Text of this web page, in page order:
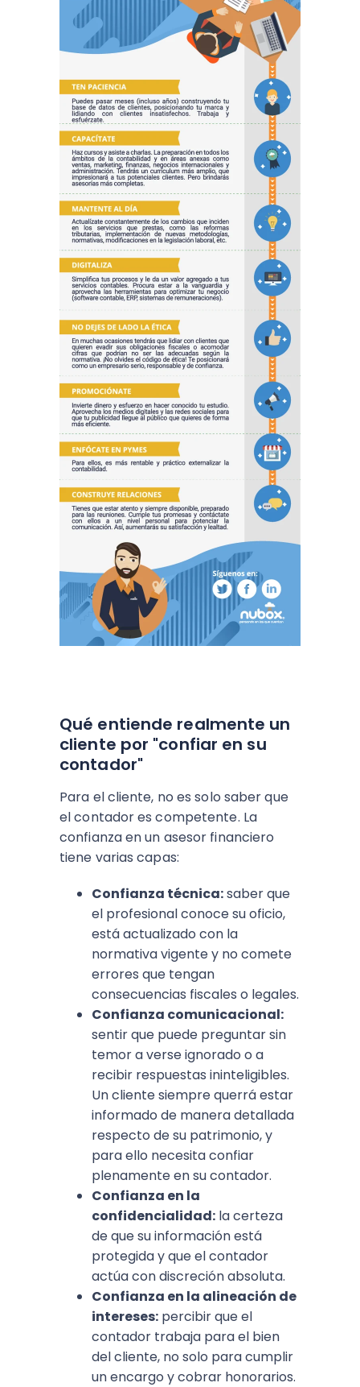
Qué entiende realmente un
cliente por "confiar en su
contador"
Para el cliente, no es solo saber que
el contador es competente. La
confianza en un asesor financiero
tiene varias capas:
Confianza técnica:saber que
el profesional conoce su oficio,
está actualizado con la
normativa vigente y no comete
errores que tengan
consecuencias fiscales o legales.
Confianza comunicacional:
sentir que puede preguntar sin
temor a verse ignorado o a
recibir respuestas ininteligibles.
Un cliente siempre querrá estar
informado de manera detallada
respecto de su patrimonio, y
para ello necesita confiar
plenamente en su contador.
Confianza en la
confidencialidad: la certeza
de que su información está
protegida y que el contador
actúa con discreción absoluta.
Confianza en la alineación de
intereses: percibir que el
contador trabaja para el bien
del cliente, no solo para cumplir
un encargo y cobrar honorarios.